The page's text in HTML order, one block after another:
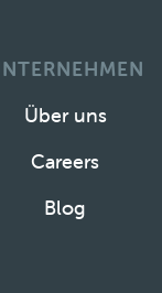
Über uns
Careers
Blog